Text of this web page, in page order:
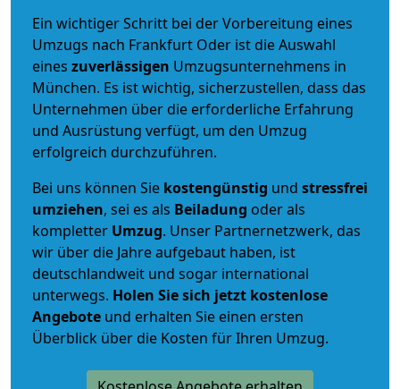
Ein wichtiger Schritt bei der Vorbereitung eines
Umzugs nach Frankfurt Oder ist die Auswahl
eines zuverlässigen Umzugsunternehmens in
München. Es ist wichtig, sicherzustellen, dass das
Unternehmen über die erforderliche Erfahrung
und Ausrüstung verfügt, um den Umzug
erfolgreich durchzuführen.
Bei uns können Sie kostengünstig und stressfrei
umziehen, sei es als Beiladung oder als
kompletter Umzug. Unser Partnernetzwerk, das
wir über die Jahre aufgebaut haben, ist
deutschlandweit und sogar international
unterwegs. Holen Sie sich jetzt kostenlose
Angebote und erhalten Sie einen ersten
Überblick über die Kosten für Ihren Umzug.